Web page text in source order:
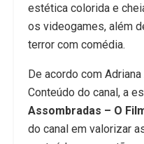
estética colorida e
os videogames, além
terror com comédia.
De acordo com
Conteúdo do canal, a
Assombradas – O
do canal em valorizar